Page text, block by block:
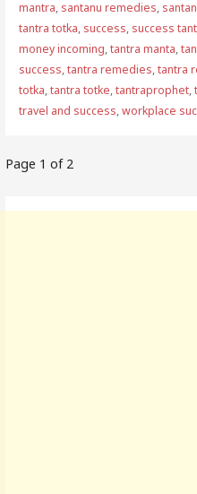
mantra, santanu remedies,
tantra totka, success, success
money incoming,tantra manta,
success,tantra remedies,tantra
totka,tantra totke,tantraprophet,
travel and success,workplace
Post
navigation
Page 1 of 2